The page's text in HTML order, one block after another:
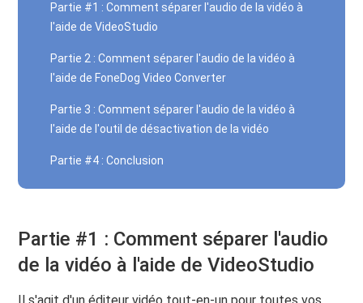
Partie #1 : Comment séparer l'audio de la vidéo à
l'aide de VideoStudio
Partie 2 : Comment séparer l'audio de la vidéo à
l'aide de FoneDog Video Converter
Partie 3 : Comment séparer l'audio de la vidéo à
l'aide de l'outil de désactivation de la vidéo
Partie #4 : Conclusion
Partie #1 : Comment séparer l'audio
de la vidéo à l'aide de VideoStudio